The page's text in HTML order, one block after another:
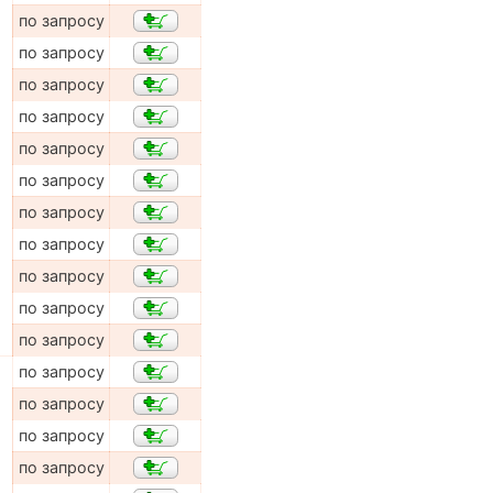
по запросу
по запросу
по запросу
по запросу
по запросу
по запросу
по запросу
по запросу
по запросу
по запросу
по запросу
по запросу
по запросу
по запросу
по запросу